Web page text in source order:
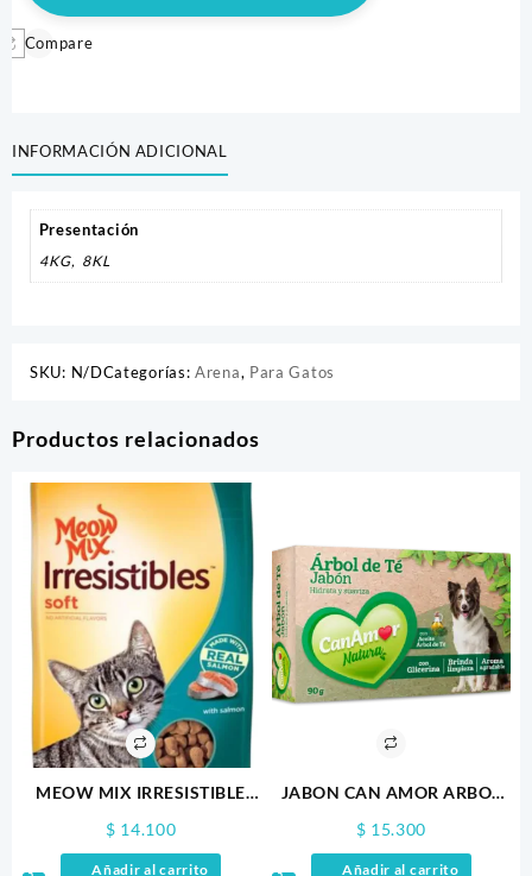
Compare
INFORMACIÓN ADICIONAL
Presentación
4KG, 8KL
SKU: N/DCategorías:Arena, Para Gatos
Productos relacionados
MEOW MIX IRRESISTIBLE
SALMON 85GR
$ 14.100
Añadir al carrito
JABON CAN AMOR ARBOL
DE TÉ 90GR
$ 15.300
Añadir al carrito